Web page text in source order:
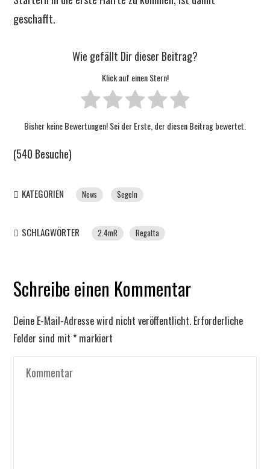
geschafft.
Wie gefällt Dir dieser Beitrag?
Klick auf einen Stern!
Bisher keine Bewertungen! Sei der Erste, der diesen Beitrag bewertet.
(540 Besuche)
KATEGORIEN News Segeln
SCHLAGWÖRTER 2.4mR Regatta
Schreibe einen Kommentar
Deine E-Mail-Adresse wird nicht veröffentlicht. Erforderliche
Felder sind mit * markiert